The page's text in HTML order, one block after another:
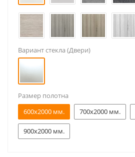
Вариант стекла (Двери)
Размер полотна
600x2000 мм.
700x2000 мм.
900x2000 мм.